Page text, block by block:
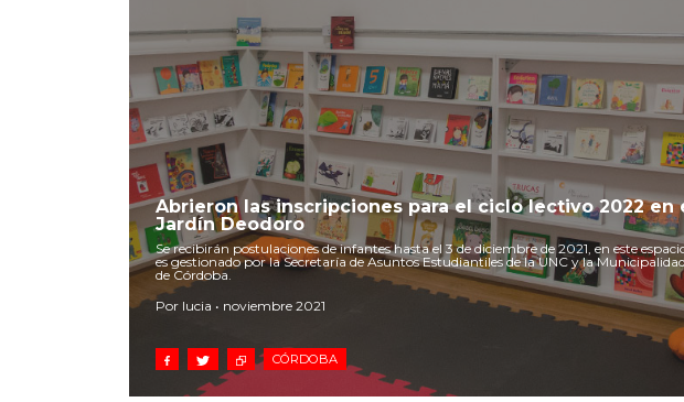
Abrieron las inscripciones para el ciclo lectivo 2022 en
Jardín Deodoro
Se recibirán postulaciones de infantes hasta el 3 de diciembre de 2021, en este
es gestionado por la Secretaría de Asuntos Estudiantiles de la UNC y la
de Córdoba.
Por lucia • noviembre 2021
CÓRDOBA